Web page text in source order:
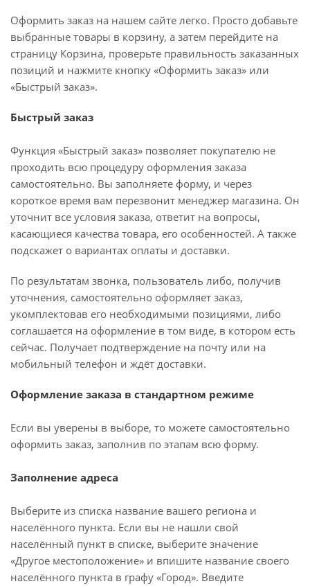
Оформить заказ на нашем сайте легко. Просто добавьте
выбранные товары в корзину, а затем перейдите на
страницу Корзина, проверьте правильность заказанных
позиций и нажмите кнопку «Оформить заказ» или
«Быстрый заказ».
Быстрый заказ
Функция «Быстрый заказ» позволяет покупателю не
проходить всю процедуру оформления заказа
самостоятельно. Вы заполняете форму, и через
короткое время вам перезвонит менеджер магазина. Он
уточнит все условия заказа, ответит на вопросы,
касающиеся качества товара, его особенностей. А также
подскажет о вариантах оплаты и доставки.
По результатам звонка, пользователь либо, получив
уточнения, самостоятельно оформляет заказ,
укомплектовав его необходимыми позициями, либо
соглашается на оформление в том виде, в котором есть
сейчас. Получает подтверждение на почту или на
мобильный телефон и ждёт доставки.
Оформление заказа в стандартном режиме
Если вы уверены в выборе, то можете самостоятельно
оформить заказ, заполнив по этапам всю форму.
Заполнение адреса
Выберите из списка название вашего региона и
населённого пункта. Если вы не нашли свой
населённый пункт в списке, выберите значение
«Другое местоположение» и впишите название своего
населённого пункта в графу «Город». Введите